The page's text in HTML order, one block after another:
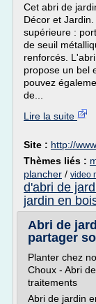
Cet abri de
Décor et
supérieure :
de seuil
renforcés.
propose un bel
pouvez
de...
Lire la suite
Site : http://
Thèmes liés :
plancher / video
d'abri de
jardin en
Abri de
partager
Planter chez
Choux - Abri
traitements
Abri de jardin